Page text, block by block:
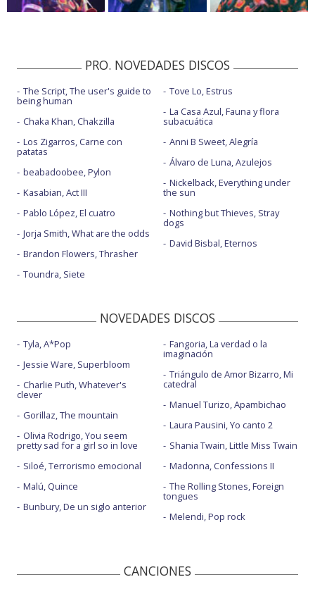
PRO. NOVEDADES DISCOS
The Script, The user's guide to
being human
Chaka Khan, Chakzilla
Los Zigarros, Carne con
patatas
beabadoobee, Pylon
Kasabian, Act III
Pablo López, El cuatro
Jorja Smith, What are the odds
Brandon Flowers, Thrasher
Toundra, Siete
Tove Lo, Estrus
La Casa Azul, Fauna y flora
subacuática
Anni B Sweet, Alegría
Álvaro de Luna, Azulejos
Nickelback, Everything under
the sun
Nothing but Thieves, Stray
dogs
David Bisbal, Eternos
NOVEDADES DISCOS
Tyla, A*Pop
Jessie Ware, Superbloom
Charlie Puth, Whatever's
clever
Gorillaz, The mountain
Olivia Rodrigo, You seem
pretty sad for a girl so in love
Siloé, Terrorismo emocional
Malú, Quince
Bunbury, De un siglo anterior
Fangoria, La verdad o la
imaginación
Triángulo de Amor Bizarro, Mi
catedral
Manuel Turizo, Apambichao
Laura Pausini, Yo canto 2
Shania Twain, Little Miss Twain
Madonna, Confessions II
The Rolling Stones, Foreign
tongues
Melendi, Pop rock
CANCIONES